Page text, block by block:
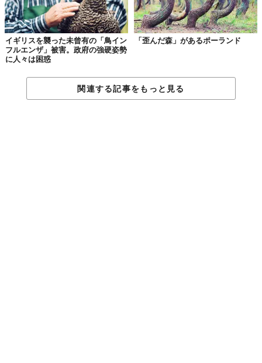
イギリスを襲った未曾有の「鳥イン
フルエンザ」被害。政府の強硬姿勢
に人々は困惑
「歪んだ森」があるポーランド
関連する記事をもっと見る